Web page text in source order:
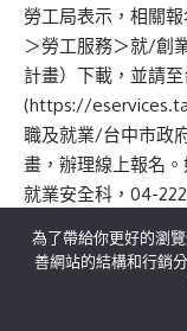
勞工局表示，相關
＞勞工服務＞就/創
計畫）下載，並請至
(https://
職及就業/台中市政
畫，辦理線上報名
就業安全科，04-
關於
為了帶給你更好的瀏
善網站的結構和行銷